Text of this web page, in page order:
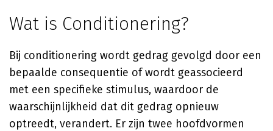
Wat is Conditionering?
Bij conditionering wordt gedrag gevolgd door een
bepaalde consequentie of wordt geassocieerd
met een specifieke stimulus, waardoor de
waarschijnlijkheid dat dit gedrag opnieuw
optreedt, verandert. Er zijn twee hoofdvormen